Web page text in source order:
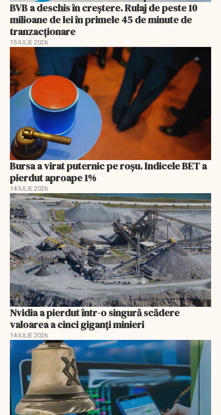
BVB a deschis în creştere. Rulaj de peste 10
milioane de lei în primele 45 de minute de
tranzacționare
15 IULIE 2026
Bursa a virat puternic pe roșu. Indicele BET a
pierdut aproape 1%
14 IULIE 2026
Nvidia a pierdut într-o singură scădere
valoarea a cinci giganți minieri
14 IULIE 2026